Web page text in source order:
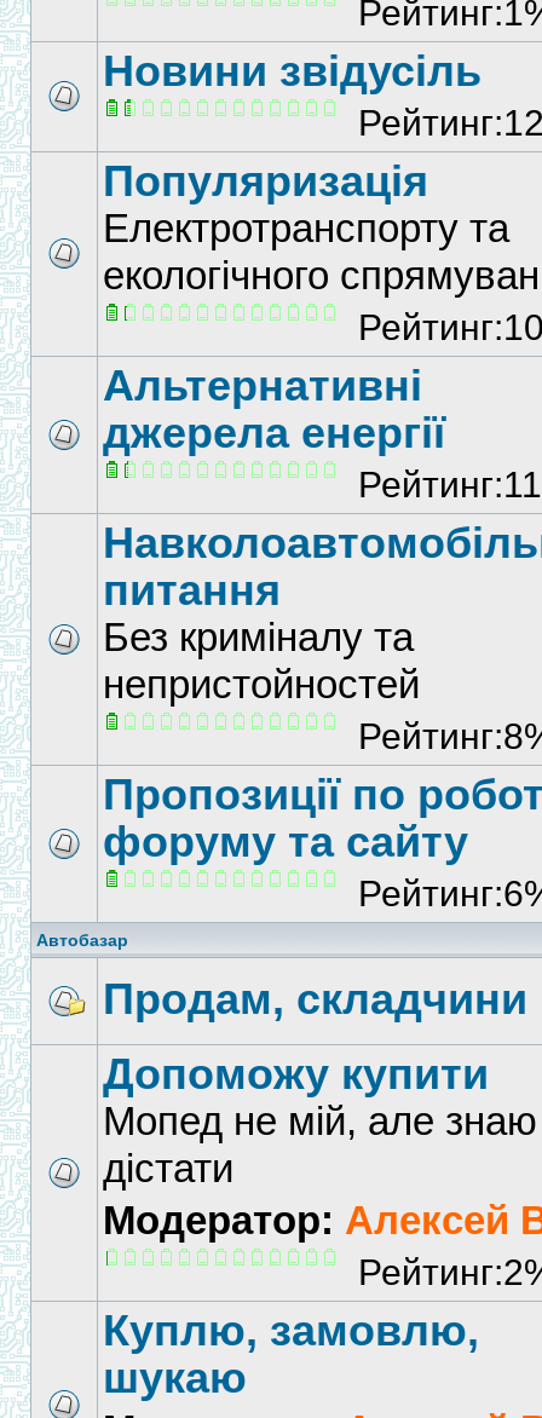
Новини звідусіль
Популяризація
Електротранспорту та
екологічного
Альтернативні
джерела енергії
питання
Без криміналу та
непристойностей
Пропозиції по
форуму та сайту
Автобазар
Продам, складчини
Допоможу купити
Мопед не мій, але знаю
дістати
Модератор: Алексей
Куплю, замовлю,
шукаю